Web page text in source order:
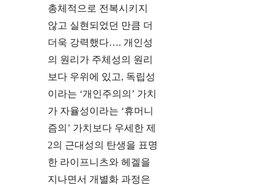
총체적으로 전복시키지
않고 실현되었던 만큼 더
더욱 강력했다…. 개인성
의 원리가 주체성의 원리
보다 우위에 있고, 독립성
이라는 ‘개인주의의’ 가치
가 자율성이라는 ‘휴머니
즘의’ 가치보다 우세한 제
2의 근대성의 탄생을 표명
한 라이프니츠와 헤겔을
지나면서 개별화 과정은